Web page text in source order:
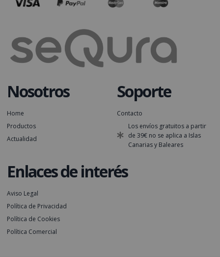
Nosotros
Home
Productos
Actualidad
Soporte
Contacto
Los envíos gratuitos a partir
de 39€ no se aplica a Islas
Canarias y Baleares
Enlaces de interés
Aviso Legal
Política de Privacidad
Política de Cookies
Política Comercial